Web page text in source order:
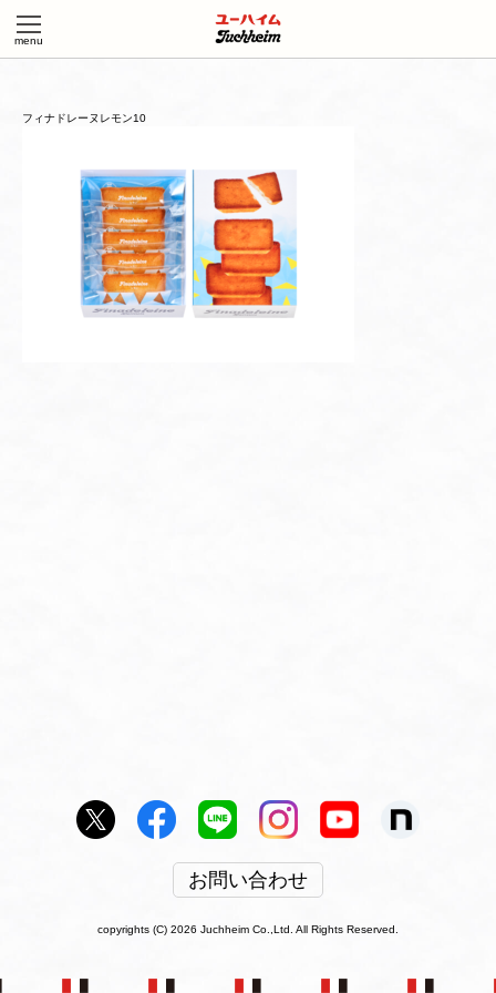
フィナドレーヌレモン10
お問い合わせ
copyrights (C) 2026 Juchheim Co.,Ltd. All Rights Reserved.